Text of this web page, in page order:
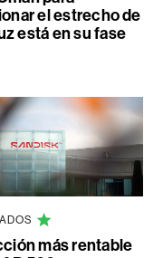
el estrecho de
está en su fase
más rentable